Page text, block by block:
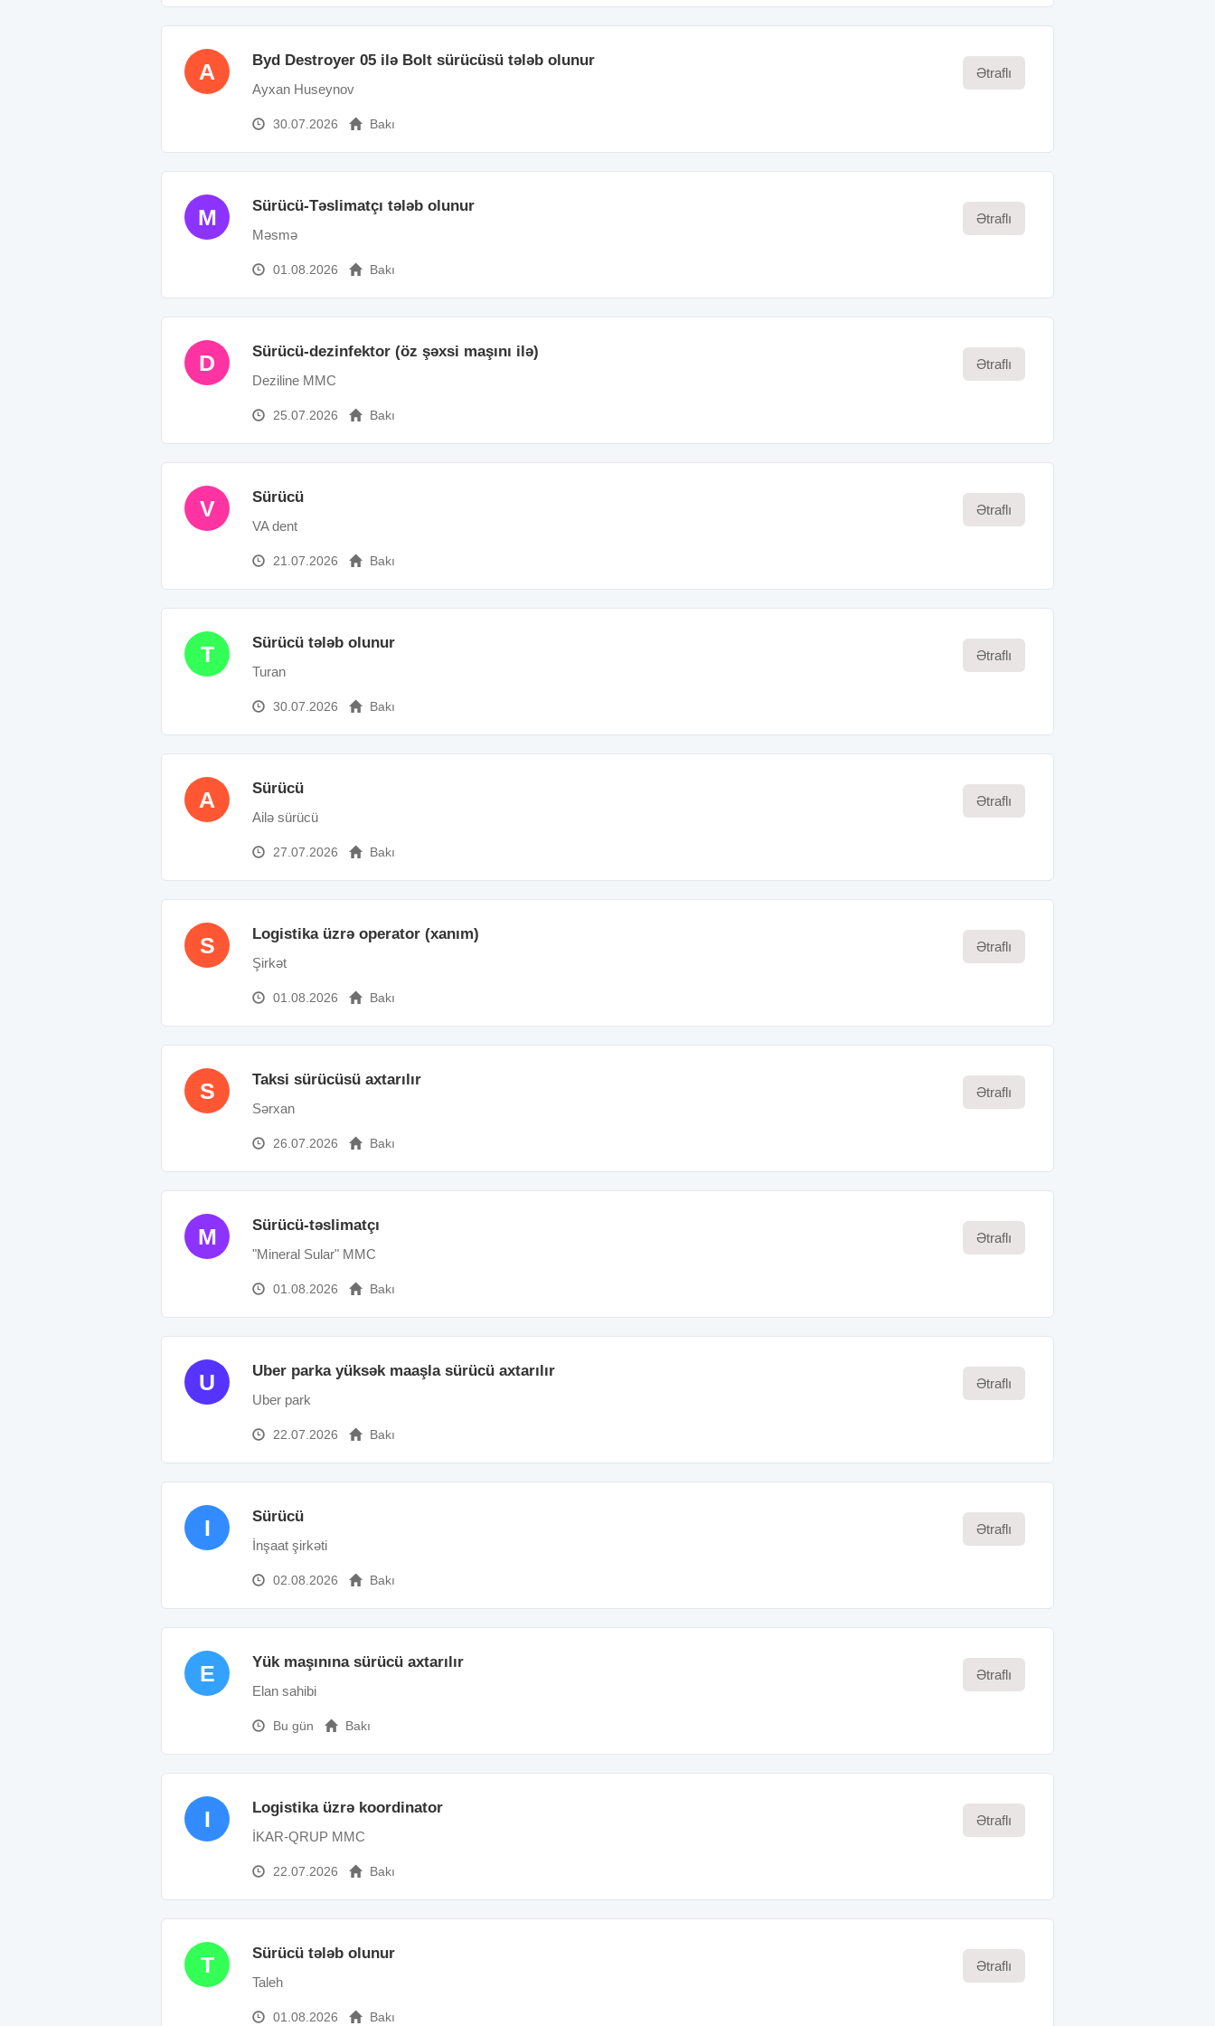
A Byd Destroyer 05 ilə Bolt sürücüsü tələb olunur
Ayxan Huseynov
30.07.2026 Bakı
Ətraflı
M Sürücü-Təslimatçı tələb olunur
Məsmə
01.08.2026 Bakı
Ətraflı
D Sürücü-dezinfektor (öz şəxsi maşını ilə)
Deziline MMC
25.07.2026 Bakı
Ətraflı
V Sürücü
VA dent
21.07.2026 Bakı
Ətraflı
T Sürücü tələb olunur
Turan
30.07.2026 Bakı
Ətraflı
A Sürücü
Ailə sürücü
27.07.2026 Bakı
Ətraflı
S Logistika üzrə operator (xanım)
Şirkət
01.08.2026 Bakı
Ətraflı
S Taksi sürücüsü axtarılır
Sərxan
26.07.2026 Bakı
Ətraflı
M Sürücü-təslimatçı
"Mineral Sular" MMC
01.08.2026 Bakı
Ətraflı
U Uber parka yüksək maaşla sürücü axtarılır
Uber park
22.07.2026 Bakı
Ətraflı
I Sürücü
İnşaat şirkəti
02.08.2026 Bakı
Ətraflı
E Yük maşınına sürücü axtarılır
Elan sahibi
Bu gün Bakı
Ətraflı
I Logistika üzrə koordinator
İKAR-QRUP MMC
22.07.2026 Bakı
Ətraflı
T Sürücü tələb olunur
Taleh
01.08.2026 Bakı
Ətraflı